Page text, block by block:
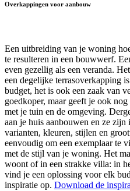
Overkappingen voor aanbouw
Een uitbreiding van je woning
te resulteren in een bouwwerf.
even gezellig als een veranda.
een degelijke terrasoverkapping
budget, het is ook een zaak van
goedkoper, maar geeft je ook
met je tuin en de omgeving.
aan je huis aanbouwen en ze
varianten, kleuren, stijlen en
eenvoudig om een exemplaar te
met de stijl van je woning. Het
woont of in een strakke villa: in
vind je een oplossing voor elk
inspiratie op. Download de